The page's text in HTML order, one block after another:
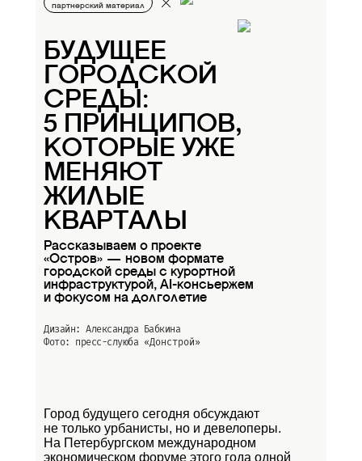
партнерский материал
БУДУЩЕЕ
ГОРОДСКОЙ
СРЕДЫ:
5 ПРИНЦИПОВ,
КОТОРЫЕ УЖЕ
МЕНЯЮТ
ЖИЛЫЕ
КВАРТАЛЫ
Рассказываем о проекте
«Остров» — новом формате
городской среды с курортной
инфраструктурой, AI-консьержем
и фокусом на долголетие
Дизайн: Александра Бабкина
Фото: пресс-слуюба «Донстрой»
Город будущего сегодня обсуждают
не только урбанисты, но и девелоперы.
На Петербургском международном
экономическом форуме этого года одной